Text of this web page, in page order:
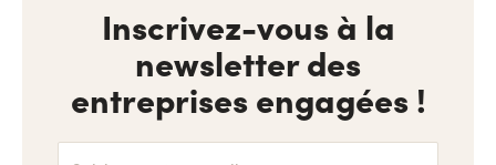
Inscrivez-vous à la
newsletter des
entreprises engagées !